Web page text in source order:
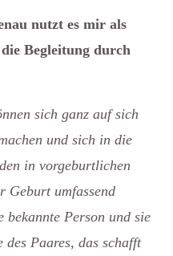
nutzt es mir als
Begleitung durch
sich ganz auf sich
und sich in die
in vorgeburtlichen
Geburt umfassend
Person und sie
Paares, das schafft